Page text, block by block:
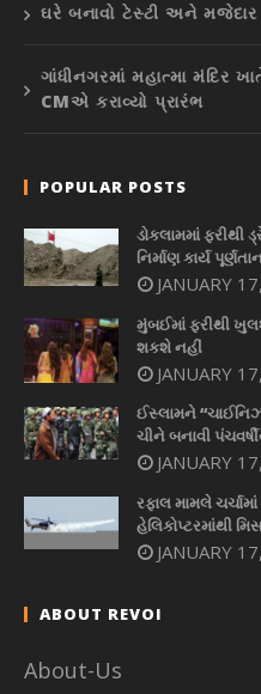
ઘરે બનાવો ટેસ્ટી અને
ગાંધીનગરમાં મહાત્મા મંદિર
CMએ કરાવ્યો પ્રારંભ
POPULAR POSTS
ડોકલામમાં
નિર્માણ કાર્ય
JANUARY
મુંબઈમાં ફરીથી
શકશે નહીં
JANUARY
ઈસ્લામને
ચીને બનાવી
JANUARY
રફાલ મામલે
હેલિકોપ્ટરમાંથી
JANUARY
ABOUT REVOI
About-Us